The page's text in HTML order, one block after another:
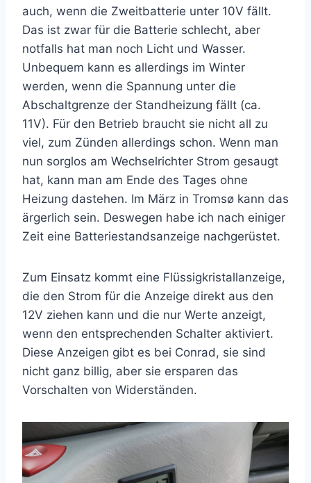
auch, wenn die Zweitbatterie unter 10V fällt.
Das ist zwar für die Batterie schlecht, aber
notfalls hat man noch Licht und Wasser.
Unbequem kann es allerdings im Winter
werden, wenn die Spannung unter die
Abschaltgrenze der Standheizung fällt (ca.
11V). Für den Betrieb braucht sie nicht all zu
viel, zum Zünden allerdings schon. Wenn man
nun sorglos am Wechselrichter Strom gesaugt
hat, kann man am Ende des Tages ohne
Heizung dastehen. Im März in Tromsø kann das
ärgerlich sein. Deswegen habe ich nach einiger
Zeit eine Batteriestandsanzeige nachgerüstet.
Zum Einsatz kommt eine Flüssigkristallanzeige,
die den Strom für die Anzeige direkt aus den
12V ziehen kann und die nur Werte anzeigt,
wenn den entsprechenden Schalter aktiviert.
Diese Anzeigen gibt es bei Conrad, sie sind
nicht ganz billig, aber sie ersparen das
Vorschalten von Widerständen.